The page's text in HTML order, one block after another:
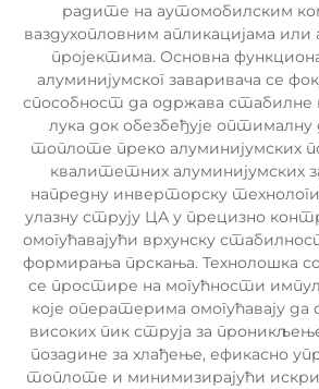
радите на аутомобилским
ваздухопловним апликацијама
пројектима. Основна
алуминијумског заваривача се
способност да одржава
лука док обезбеђује
топлоте преко алуминијумских
квалитетних алуминијумских
напредну инверторску
улазну струју ЦА у прецизно
омогућавајући врхунску
формирања прскања. Технолошка
се простире на могућности
које оператерима омогућавају да
високих пик струја за
позадине за хлађење, ефикасно
топлоте и минимизирајући